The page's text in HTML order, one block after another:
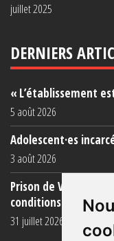
juillet 2025
DERNIERS
« L’établissement
5 août 2026
Adolescent·es
3 août 2026
Prison de Vendin-le-
conditions (...)
31 juillet 2026